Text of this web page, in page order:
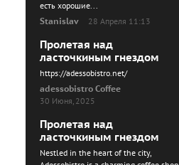
есть хорошие...
Stanislav
28 Апреля 11:13
Пролетая над
ласточкиным гнездом
https://adessobistro.net/
adessobistro Coffee
30 Июня, 2025
Пролетая над
ласточкиным гнездом
Nestled in the heart of the city,